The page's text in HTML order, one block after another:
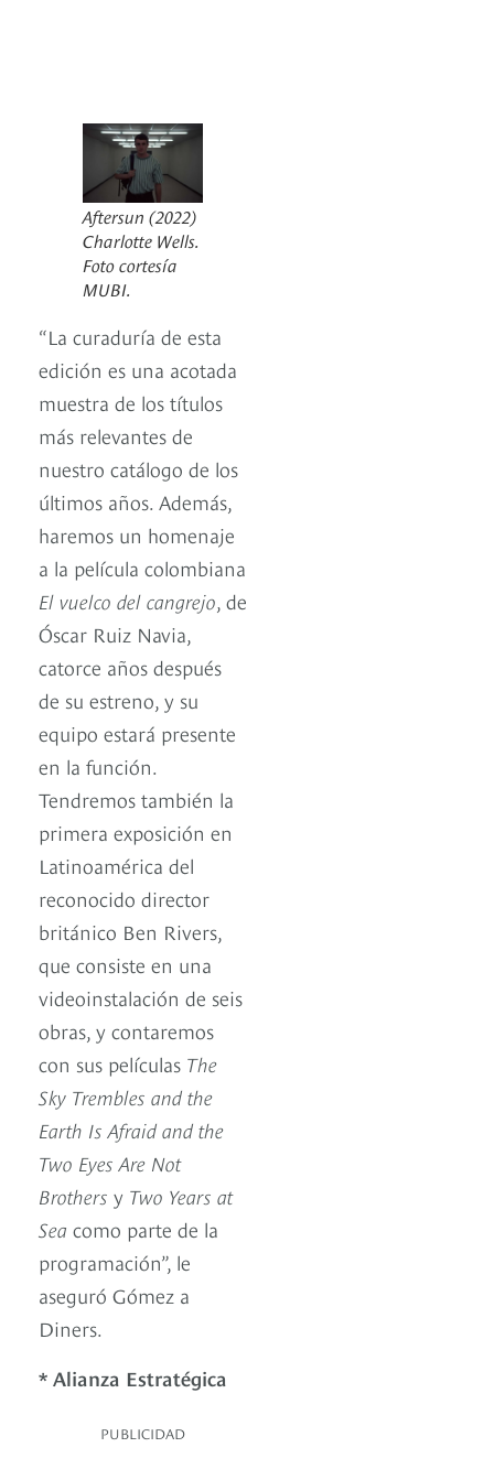
Aftersun (2022)
Charlotte Wells.
Foto cortesía
MUBI.
“La curaduría de esta
edición es una acotada
muestra de los títulos
más relevantes de
nuestro catálogo de los
últimos años. Además,
haremos un homenaje
a la película colombiana
El vuelco del cangrejo, de
Óscar Ruiz Navia,
catorce años después
de su estreno, y su
equipo estará presente
en la función.
Tendremos también la
primera exposición en
Latinoamérica del
reconocido director
británico Ben Rivers,
que consiste en una
videoinstalación de seis
obras, y contaremos
con sus películas The
Sky Trembles and the
Earth Is Afraid and the
Two Eyes Are Not
Brothers y Two Years at
Sea como parte de la
programación”, le
aseguró Gómez a
Diners.
* Alianza Estratégica
PUBLICIDAD